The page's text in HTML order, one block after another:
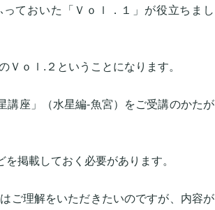
ておいた「Ｖｏｌ．１」が役立ちまし
Ｖｏｌ.２ということになります。
講座」（水星編-魚宮）をご受講のかたが
掲載しておく必要があります。
ご理解をいただきたいのですが、内容が